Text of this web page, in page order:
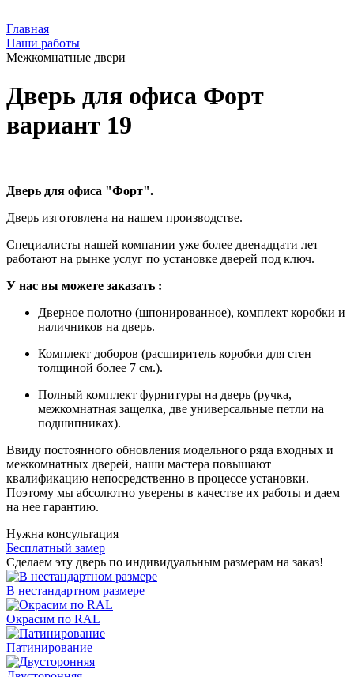
Главная
Наши работы
Межкомнатные двери
Дверь для офиса Форт
вариант 19
Дверь для офиса "Форт".
Дверь изготовлена на нашем производстве.
Специалисты нашей компании уже более двенадцати лет
работают на рынке услуг по установке дверей под ключ.
У нас вы можете заказать :
Дверное полотно (шпонированное), комплект коробки и
наличников на дверь.
Комплект доборов (расширитель коробки для стен
толщиной более 7 см.).
Полный комплект фурнитуры на дверь (ручка,
межкомнатная защелка, две универсальные петли на
подшипниках).
Ввиду постоянного обновления модельного ряда входных и
межкомнатных дверей, наши мастера повышают
квалификацию непосредственно в процессе установки.
Поэтому мы абсолютно уверены в качестве их работы и даем
на нее гарантию.
Нужна консультация
Бесплатный замер
Сделаем эту дверь по индивидуальным размерам на заказ!
В нестандартном размере
Окрасим по RAL
Патинирование